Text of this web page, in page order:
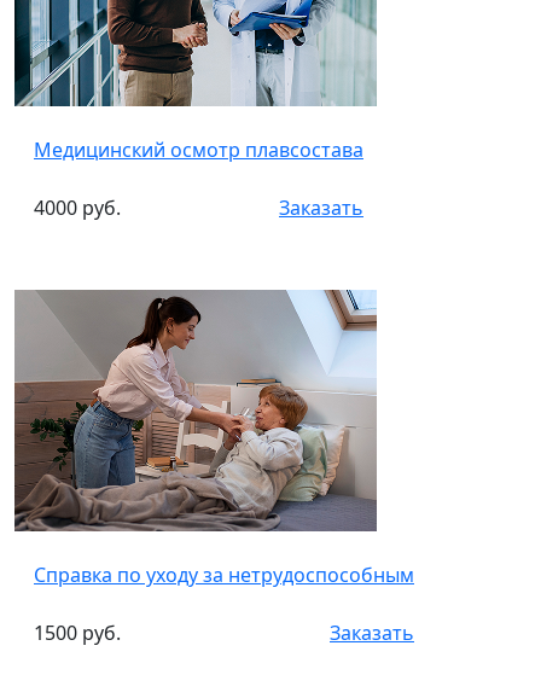
Медицинский осмотр плавсостава
4000 руб. Заказать
Справка по уходу за нетрудоспособным
1500 руб. Заказать